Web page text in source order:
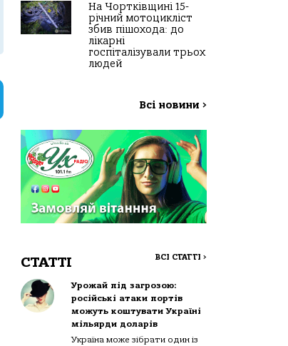
На Чортківщині 15-
річний мотоцикліст
збив пішохода: до
лікарні
госпіталізували трьох
людей
Всі новини >
СТАТТІ ВСІ СТАТТІ >
Урожай під загрозою:
російські атаки портів
можуть коштувати Україні
мільярди доларів
Україна може зібрати один із